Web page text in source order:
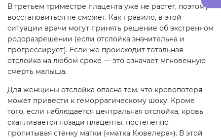
В третьем триместре плацента уже не растет, поэтому
восстановиться не сможет. Как правило, в этой
ситуации врачи могут принять решение об экстренном
родоразрешении (если отслойка значительна и
прогрессирует). Если же происходит тотальная
отслойка на любом сроке — это означает мгновенную
смерть малыша.
Для женщины отслойка опасна тем, что кровопотеря
может привести к геморрагическому шоку. Кроме
того, если наблюдается центральная отслойка, кровь
скапливается позади плаценты, постепенно
пропитывая стенку матки («матка Кювелера»). В этой